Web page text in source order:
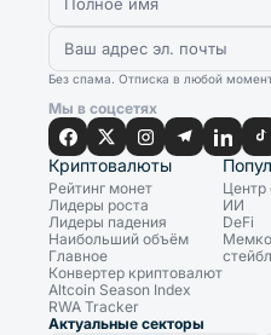
Без спама. Отписка в любой
Мы в соцсетях
Криптовалюты
Рейтинг монет
Лидеры роста
Лидеры падения
Наибольший объём
Главное
Конвертер криптовалют
Altcoin Season Index
RWA Tracker
Центр
ИИ
DeFi
Актуальные секторы